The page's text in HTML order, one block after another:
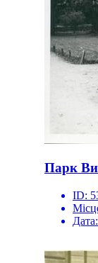
Парк
ID:
Дата: